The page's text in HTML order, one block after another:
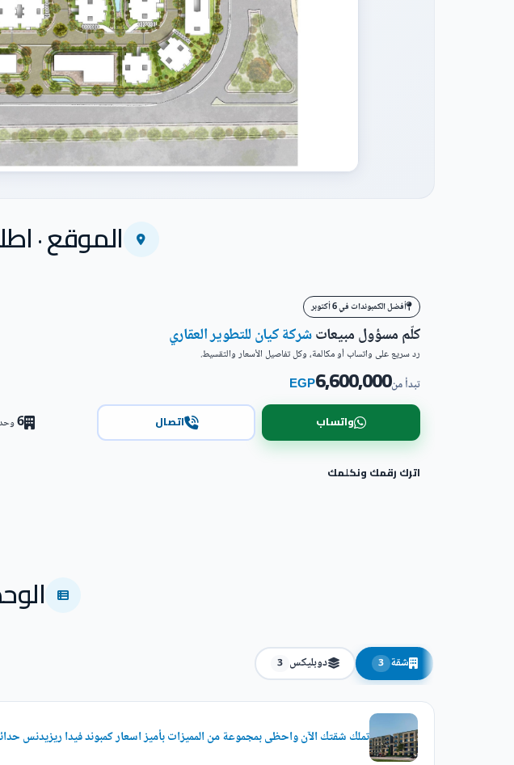
الموقع ·
أفضل الكمبوندات في 6 أكتوبر
كلّم مسؤول مبيعاتشركة كيان للتطوير العقاري
رد سريع على واتساب أو مكالمة، وكل تفاصيل الأسعار والتقسيط.
تبدأ من6,600,000
EGP
واتساب اتصال 6
اترك رقمك ونكلمك
شقة 3 دوبليكس 3
تملك شقتك الآن واحظى بمجموعة من المميزات بأميز اسعار كمبوند فيدا ريزيدنس